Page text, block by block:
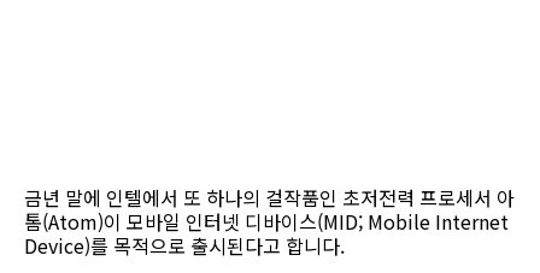
금년 말에 인텔에서 또 하나의 걸작품인 초저전력 프로세서 아
톰(Atom)이 모바일 인터넷 디바이스(MID; Mobile Internet
Device)를 목적으로 출시된다고 합니다.